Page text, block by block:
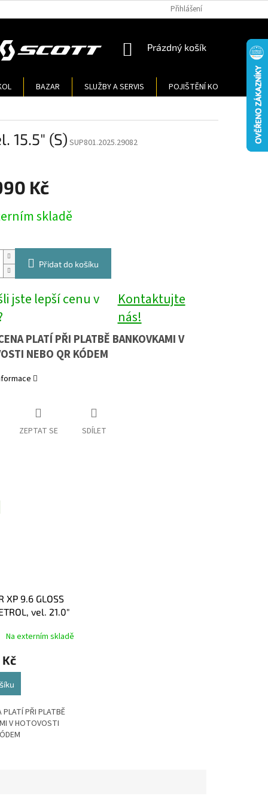
Přihlášení
NÁKUPNÍ
Prázdný košík
BAZAR SLUŽBY A SERVIS POJIŠTĚNÍ KOL
15.5" (S) SUP801.2025.29082
Kč
skladě
Přidat do košíku
jste lepší cenu v
Kontaktujte
nás!
PLATÍ PŘI PLATBĚ BANKOVKAMI V
NEBO QR KÓDEM
ZEPTAT SE SDÍLET
XP 9.6 GLOSS
vel. 21.0"
Na externím skladě
PLATÍ PŘI PLATBĚ
V HOTOVOSTI